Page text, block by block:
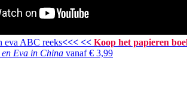
<<< << Koop het papieren
Eva in China vanaf € 3,99